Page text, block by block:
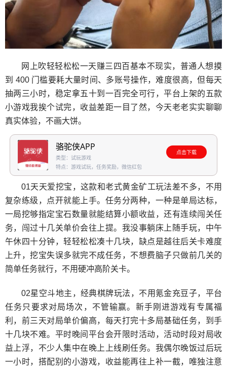
网上吹轻轻松松一天赚三四百基本不现实，普通人想摸
到 400 门槛要耗大量时间、多账号操作，难度很高，但每天
抽两三小时，稳定拿五十到一百完全可行，平台上架的五款
小游戏我挨个试完，收益差距一目了然，今天老老实实聊聊
真实体验，不画大饼。
骆驼侠APP
类型：试玩游戏
特点：游戏试玩，任务奖励，微信红包
点击下载
01天天爱挖宝，这款和老式黄金矿工玩法差不多，不用
复杂练级，点开就能上手。任务分两种，一种是单局达标，
一局挖够指定宝石数量就能结算小额收益，还有连续闯关任
务，闯过十几关单价会往上提。我没事躺床上随手玩，中午
午休四十分钟，轻轻松松凑十几块，缺点是越往后关卡难度
上升，挖宝失误多就完不成任务，不想费脑子只做前几关的
简单任务就行，不用硬冲高阶关卡。
02星空斗地主，经典棋牌玩法，不用氪金充豆子，平台
任务只要求对局场次，不管输赢。新手刚进游戏有专属福
利，前三天对局单价偏高，每天打完十多局基础任务，到手
十几块不难。平时晚间平台会开限时活动，活动时段对局收
益上浮，不少人集中在晚上上线刷任务。我偶尔晚饭过后玩
一小时，搭配别的小游戏，收益能再往上补一截，唯独注意